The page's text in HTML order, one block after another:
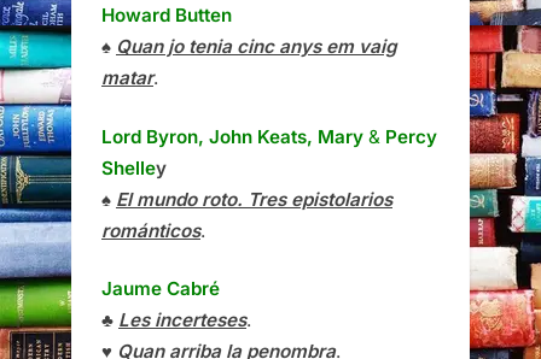
Howard Butten
♠ Quan jo tenia cinc anys em vaig
matar.
Lord Byron, John Keats, Mary & Percy
Shelley
♠ El mundo roto. Tres epistolarios
románticos.
Jaume Cabré
♣ Les incerteses.
♥ Quan arriba la penombra.